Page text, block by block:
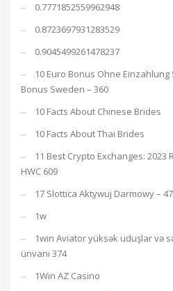
0.7771852559962948
0.8723697931283529
0.9045499261478237
10 Euro Bonus Ohne
Bonus Sweden – 360
10 Facts About Chinese Brides
10 Facts About Thai Brides
11 Best Crypto Exchanges: 2023
HWC 609
17 Slottica Aktywuj Darmowy –
1w
1win Aviator yüksək uduşlar və
ünvanı 374
1Win AZ Casino